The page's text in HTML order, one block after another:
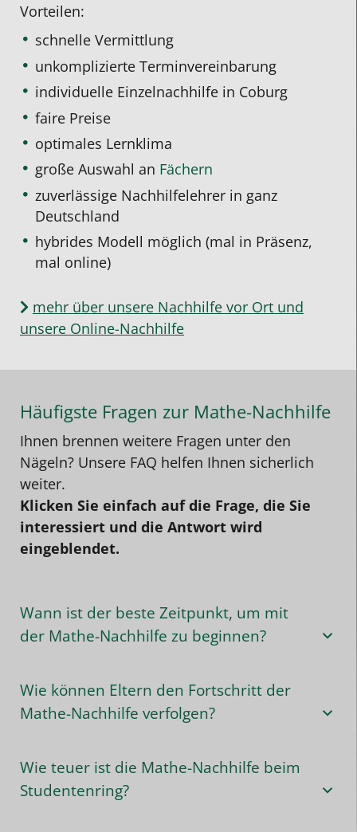
Vorteilen:
schnelle Vermittlung
unkomplizierte Terminvereinbarung
individuelle Einzelnachhilfe in Coburg
faire Preise
optimales Lernklima
große Auswahl an Fächern
zuverlässige Nachhilfelehrer in ganz
Deutschland
hybrides Modell möglich (mal in Präsenz,
mal online)
mehr über unsere Nachhilfe vor Ort und
unsere Online-Nachhilfe
Häufigste Fragen zur Mathe-Nachhilfe
Ihnen brennen weitere Fragen unter den
Nägeln? Unsere FAQ helfen Ihnen sicherlich
weiter.
Klicken Sie einfach auf die Frage, die Sie
interessiert und die Antwort wird
eingeblendet.
Wann ist der beste Zeitpunkt, um mit
der Mathe-Nachhilfe zu beginnen?
Wie können Eltern den Fortschritt der
Mathe-Nachhilfe verfolgen?
Wie teuer ist die Mathe-Nachhilfe beim
Studentenring?